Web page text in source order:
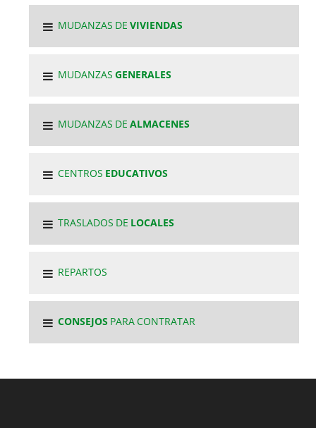
MUDANZAS DEVIVIENDAS
MUDANZASGENERALES
MUDANZAS DEALMACENES
CENTROS EDUCATIVOS
TRASLADOS DE LOCALES
REPARTOS
CONSEJOS PARA CONTRATAR